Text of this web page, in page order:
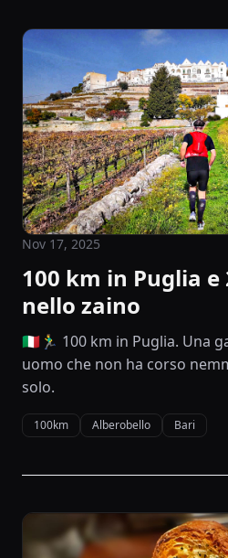
Nov 17, 2025
100 km in Puglia e
nello zaino
🇮🇹🏃‍♂️ 100 km in Puglia. Una
uomo che non ha corso
solo.
100km Alberobello Bari